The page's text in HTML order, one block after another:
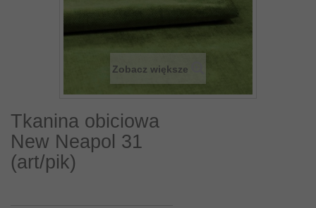
Zobacz większe
Tkanina obiciowa
New Neapol 31
(art/pik)